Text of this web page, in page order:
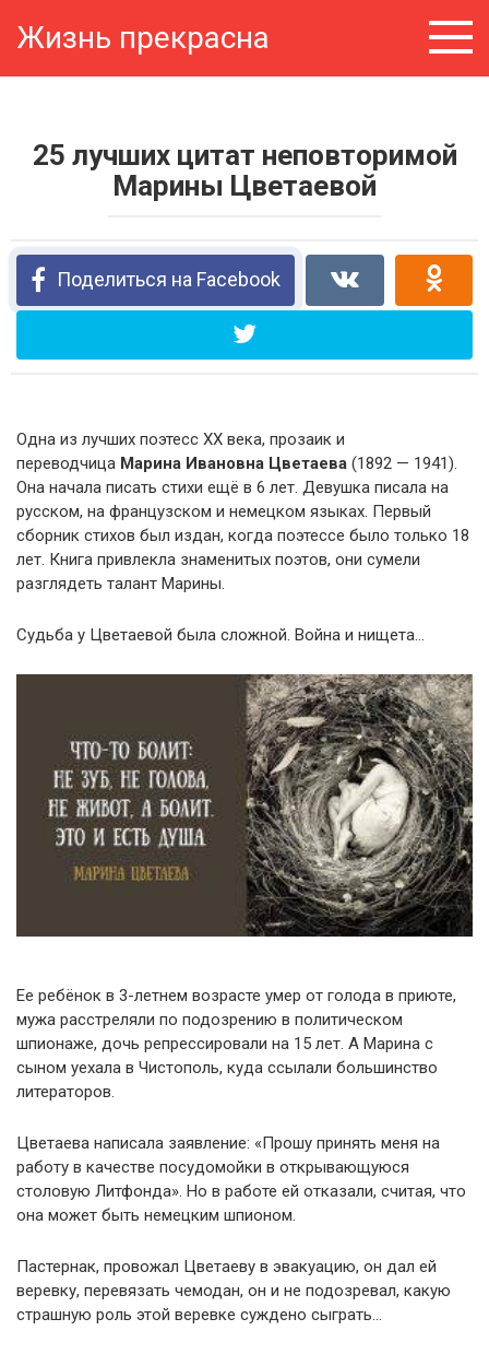
Жизнь прекрасна
25 лучших цитат неповторимой
Марины Цветаевой
Поделиться на Facebook
Одна из лучших поэтесс ХХ века, прозаик и
переводчица Марина Ивановна Цветаева (1892 — 1941).
Она начала писать стихи ещё в 6 лет. Девушка писала на
русском, на французском и немецком языках. Первый
сборник стихов был издан, когда поэтессе было только 18
лет. Книга привлекла знаменитых поэтов, они сумели
разглядеть талант Марины.
Судьба у Цветаевой была сложной. Война и нищета…
Ее ребёнок в 3-летнем возрасте умер от голода в приюте,
мужа расстреляли по подозрению в политическом
шпионаже, дочь репрессировали на 15 лет. А Марина с
сыном уехала в Чистополь, куда ссылали большинство
литераторов.
Цветаева написала заявление: «Прошу принять меня на
работу в качестве посудомойки в открывающуюся
столовую Литфонда». Но в работе ей отказали, считая, что
она может быть немецким шпионом.
Пастернак, провожал Цветаеву в эвакуацию, он дал ей
веревку, перевязать чемодан, он и не подозревал, какую
страшную роль этой веревке суждено сыграть…